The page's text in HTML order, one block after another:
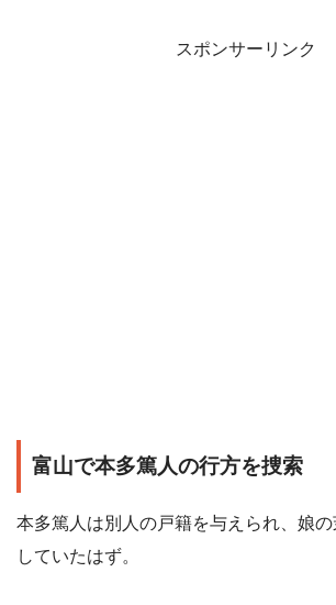
スポンサーリンク
富山で本多篤人の行方を捜索
本多篤人は別人の戸籍を与えられ、娘
していたはず。